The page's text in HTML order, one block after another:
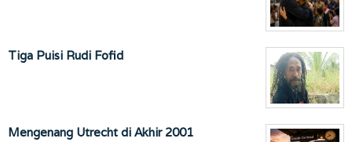
Tiga Puisi Rudi Fofid
Mengenang Utrecht di Akhir 2001